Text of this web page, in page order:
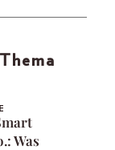
Was